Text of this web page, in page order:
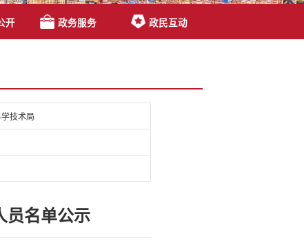
开 政务服务 政民互动
技术局
员名单公示